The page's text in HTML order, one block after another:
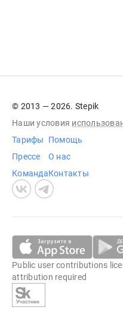
© 2013 — 2026. Stepik
Наши условия
Тарифы
Прессе
Команда
Помощь
О нас
Контакты
Public user contributions
attribution required